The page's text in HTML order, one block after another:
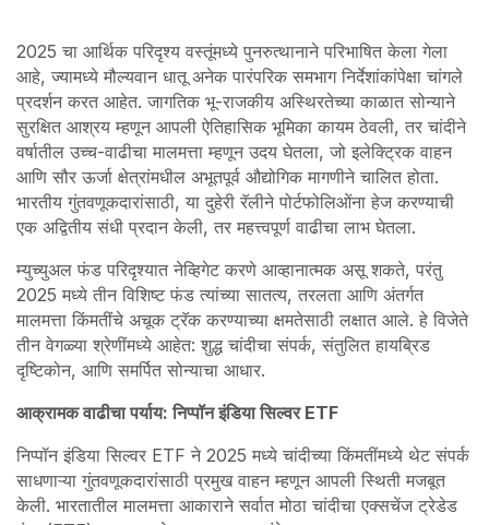
2025 चा आर्थिक परिदृश्य वस्तूंमध्ये पुनरुत्थानाने परिभाषित केला गेला
आहे, ज्यामध्ये मौल्यवान धातू अनेक पारंपरिक समभाग निर्देशांकांपेक्षा चांगले
प्रदर्शन करत आहेत. जागतिक भू-राजकीय अस्थिरतेच्या काळात सोन्याने
सुरक्षित आश्रय म्हणून आपली ऐतिहासिक भूमिका कायम ठेवली, तर चांदीने
वर्षातील उच्च-वाढीचा मालमत्ता म्हणून उदय घेतला, जो इलेक्ट्रिक वाहन
आणि सौर ऊर्जा क्षेत्रांमधील अभूतपूर्व औद्योगिक मागणीने चालित होता.
भारतीय गुंतवणूकदारांसाठी, या दुहेरी रॅलीने पोर्टफोलिओंना हेज करण्याची
एक अद्वितीय संधी प्रदान केली, तर महत्त्वपूर्ण वाढीचा लाभ घेतला.
म्युच्युअल फंड परिदृश्यात नेव्हिगेट करणे आव्हानात्मक असू शकते, परंतु
2025 मध्ये तीन विशिष्ट फंड त्यांच्या सातत्य, तरलता आणि अंतर्गत
मालमत्ता किंमतींचे अचूक ट्रॅक करण्याच्या क्षमतेसाठी लक्षात आले. हे विजेते
तीन वेगळ्या श्रेणींमध्ये आहेत: शुद्ध चांदीचा संपर्क, संतुलित हायब्रिड
दृष्टिकोन, आणि समर्पित सोन्याचा आधार.
आक्रामक वाढीचा पर्याय: निप्पॉन इंडिया सिल्वर ETF
निप्पॉन इंडिया सिल्वर ETF ने 2025 मध्ये चांदीच्या किंमतींमध्ये थेट संपर्क
साधणाऱ्या गुंतवणूकदारांसाठी प्रमुख वाहन म्हणून आपली स्थिती मजबूत
केली. भारतातील मालमत्ता आकाराने सर्वात मोठा चांदीचा एक्सचेंज ट्रेडेड